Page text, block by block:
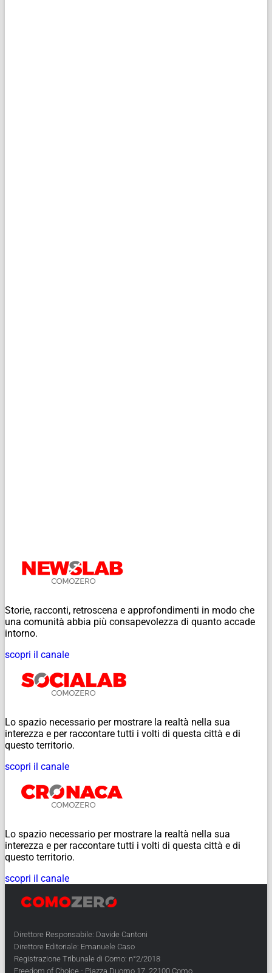
Storie, racconti, retroscena e approfondimenti in modo che
una comunità abbia più consapevolezza di quanto accade
intorno.
scopri il canale
Lo spazio necessario per mostrare la realtà nella sua
interezza e per raccontare tutti i volti di questa città e di
questo territorio.
scopri il canale
Lo spazio necessario per mostrare la realtà nella sua
interezza e per raccontare tutti i volti di questa città e di
questo territorio.
scopri il canale
Direttore Responsabile: Davide Cantoni
Direttore Editoriale: Emanuele Caso
Registrazione Tribunale di Como: n°2/2018
Freedom of Choice - Piazza Duomo 17, 22100 Como